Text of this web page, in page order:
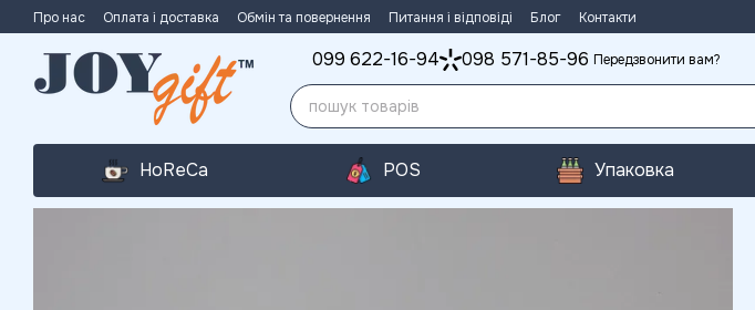
Перейти до основного контенту
Про нас Оплата і доставка Обмін та повернення Питання і відповіді Блог Контакти
099 622-16-94 098 571-85-96 Передзвонити вам?
HoReCa POS Упаковка